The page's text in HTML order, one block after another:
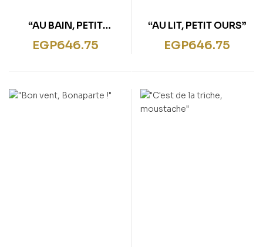
“AU BAIN, PETIT
COCHON”
EGP646.75
“AU LIT, PETIT OURS”
EGP646.75